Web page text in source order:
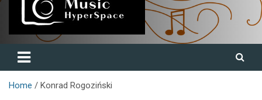
Home Konrad Rogoziński